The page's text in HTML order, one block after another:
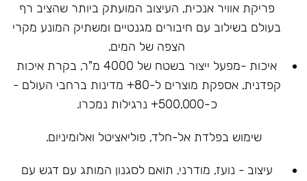
פריקת אוויר אנכית, העיצוב המועתק ביותר שהציב רף
בעולם בשילוב עם חיבורים מגנטיים ומשתיק המונע מקרי
הצפה של המים.
איכות -מפעל ייצור בשטח של 4000 מ"ר, בקרת איכות
קפדנית, אספקת מוצרים ל-80+ מדינות ברחבי העולם -
כ-500,000+ נרגילות נמכרו.
שימוש בפלדת אל-חלד, פוליאציטל ואלומיניום.
עיצוב - נועז, מודרני, תואם לסגנון המותג עם דגש עם